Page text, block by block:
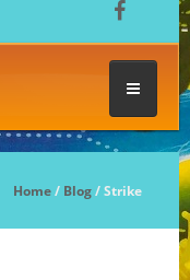
Home/ Blog/ Strike